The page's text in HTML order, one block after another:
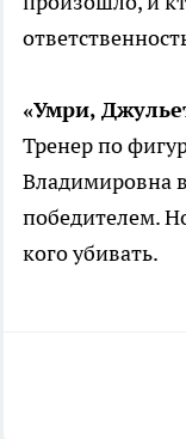
«Умри,
Тренер по
Владимировна
победителем.
кого убивать.